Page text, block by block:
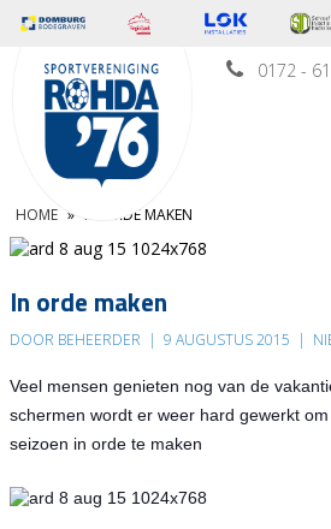
0172 -
HOME » IN ORDE MAKEN
In orde maken
DOOR BEHEERDER | 9 AUGUSTUS 2015 |
Veel mensen genieten nog van de
schermen wordt er weer hard gewerkt
seizoen in orde te maken